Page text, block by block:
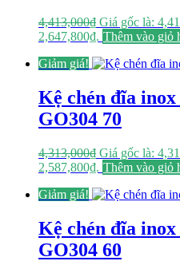
4,413,000₫ Giá gốc là:
2,647,800₫. Thêm vào giỏ
Giảm giá!
Kệ chén đĩa
GO304 70
4,313,000₫ Giá gốc là:
2,587,800₫. Thêm vào giỏ
Giảm giá!
Kệ chén đĩa
GO304 60